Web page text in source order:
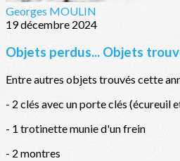
Georges MOULIN
19 décembre 2024
Objets perdus... Objets
Entre autres objets trouvés cette
- 2 clés avec un porte clés (écureuil
- 1 trotinette munie d'un frein
- 2 montres